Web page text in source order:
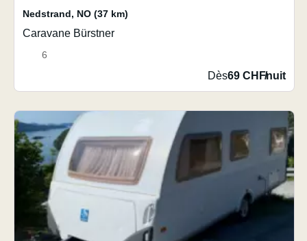
Nedstrand, NO (37 km)
Caravane Bürstner
6
Dès69 CHF/nuit